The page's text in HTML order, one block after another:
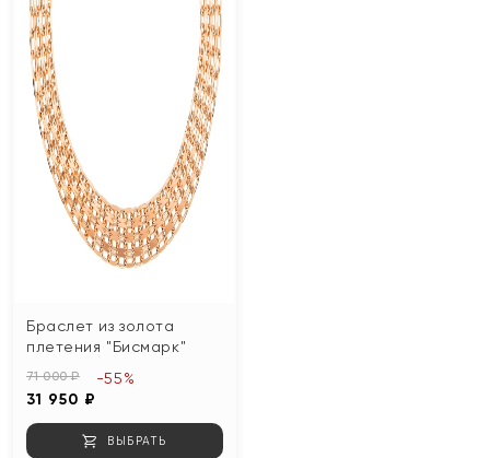
Браслет из золота
плетения "Бисмарк"
71 000 ₽
31 950 ₽
-55%
ВЫБРАТЬ